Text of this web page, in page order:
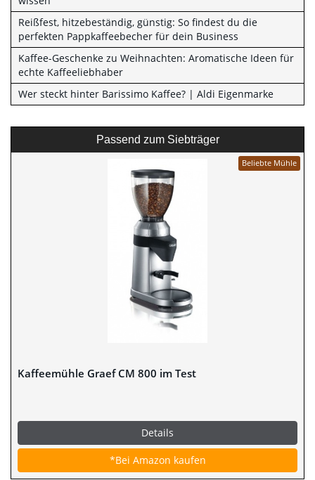
Reißfest, hitzebeständig, günstig: So findest du die
perfekten Pappkaffeebecher für dein Business
Kaffee-Geschenke zu Weihnachten: Aromatische Ideen für
echte Kaffeeliebhaber
Wer steckt hinter Barissimo Kaffee? | Aldi Eigenmarke
Passend zum Siebträger
Beliebte Mühle
Kaffeemühle Graef CM 800 im Test
Details
*Bei Amazon kaufen